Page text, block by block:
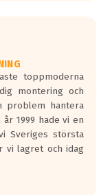
toppmoderna
montering och
problem hantera
1999 hade vi en
Sveriges största
vi lagret och idag